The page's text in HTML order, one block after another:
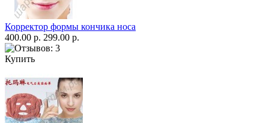
Корректор формы кончика носа
400.00 р. 299.00 р.
Купить